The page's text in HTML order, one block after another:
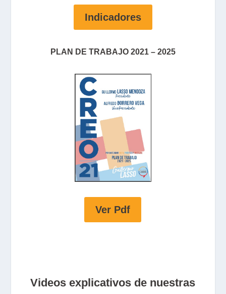
Indicadores
PLAN DE TRABAJO 2021 – 2025
Ver Pdf
Videos explicativos de nuestras